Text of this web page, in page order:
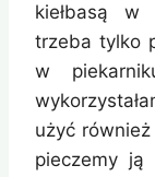
kiełbasą w
trzeba tylko
w
użyć
pieczemy ją